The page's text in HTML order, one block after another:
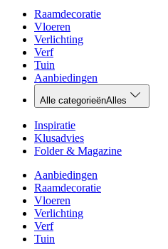
Raamdecoratie
Vloeren
Verlichting
Verf
Tuin
Aanbiedingen
Alle categorieënAlles
Inspiratie
Klusadvies
Folder & Magazine
Aanbiedingen
Raamdecoratie
Vloeren
Verlichting
Verf
Tuin